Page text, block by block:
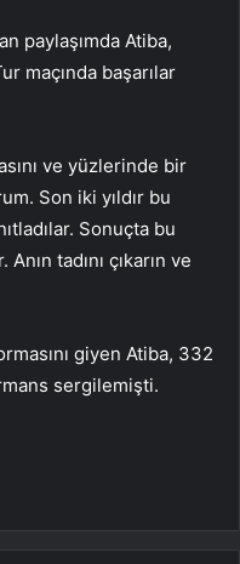
paylaşımda Atiba,
maçında başarılar
ve yüzlerinde bir
Son iki yıldır bu
Sonuçta bu
tadını çıkarın ve
giyen Atiba, 332
sergilemişti.